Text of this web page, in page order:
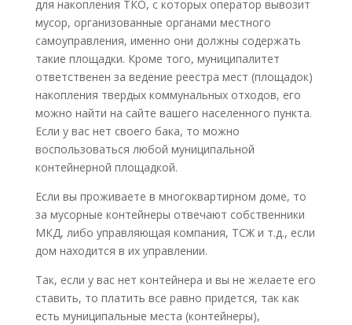
для накопления ТКО, с которых оператор вывозит
мусор, организованные органами местного
самоуправления, именно они должны содержать
такие площадки. Кроме того, муниципалитет
ответственен за ведение реестра мест (площадок)
накопления твердых коммунальных отходов, его
можно найти на сайте вашего населенного пункта.
Если у вас нет своего бака, то можно
воспользоваться любой муниципальной
контейнерной площадкой.
Если вы проживаете в многоквартирном доме, то
за мусорные контейнеры отвечают собственники
МКД, либо управляющая компания, ТСЖ и т.д., если
дом находится в их управлении.
Так, если у вас нет контейнера и вы не желаете его
ставить, то платить все равно придется, так как
есть муниципальные места (контейнеры),